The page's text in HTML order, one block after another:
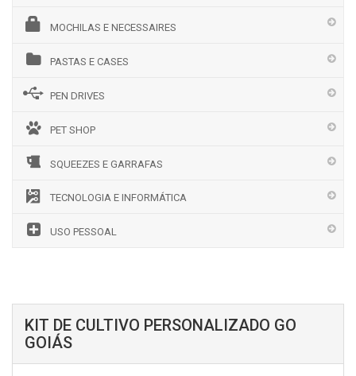
MOCHILAS E NECESSAIRES
PASTAS E CASES
PEN DRIVES
PET SHOP
SQUEEZES E GARRAFAS
TECNOLOGIA E INFORMÁTICA
USO PESSOAL
KIT DE CULTIVO PERSONALIZADO GO
GOIÁS